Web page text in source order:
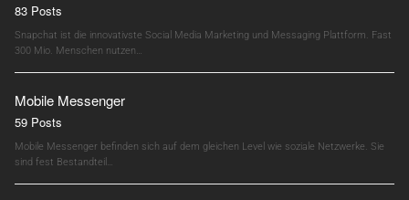
83 Posts
Snapchat ist die innovativste Social Media Marketing und Messaging Plattform. Fast
300 Mio. Menschen nutzen…
Mobile Messenger
59 Posts
Mobile Messenger befinden sich auf dem gleichen Level wie soziale Netzwerke. Sie
sind fest Bestandteil…